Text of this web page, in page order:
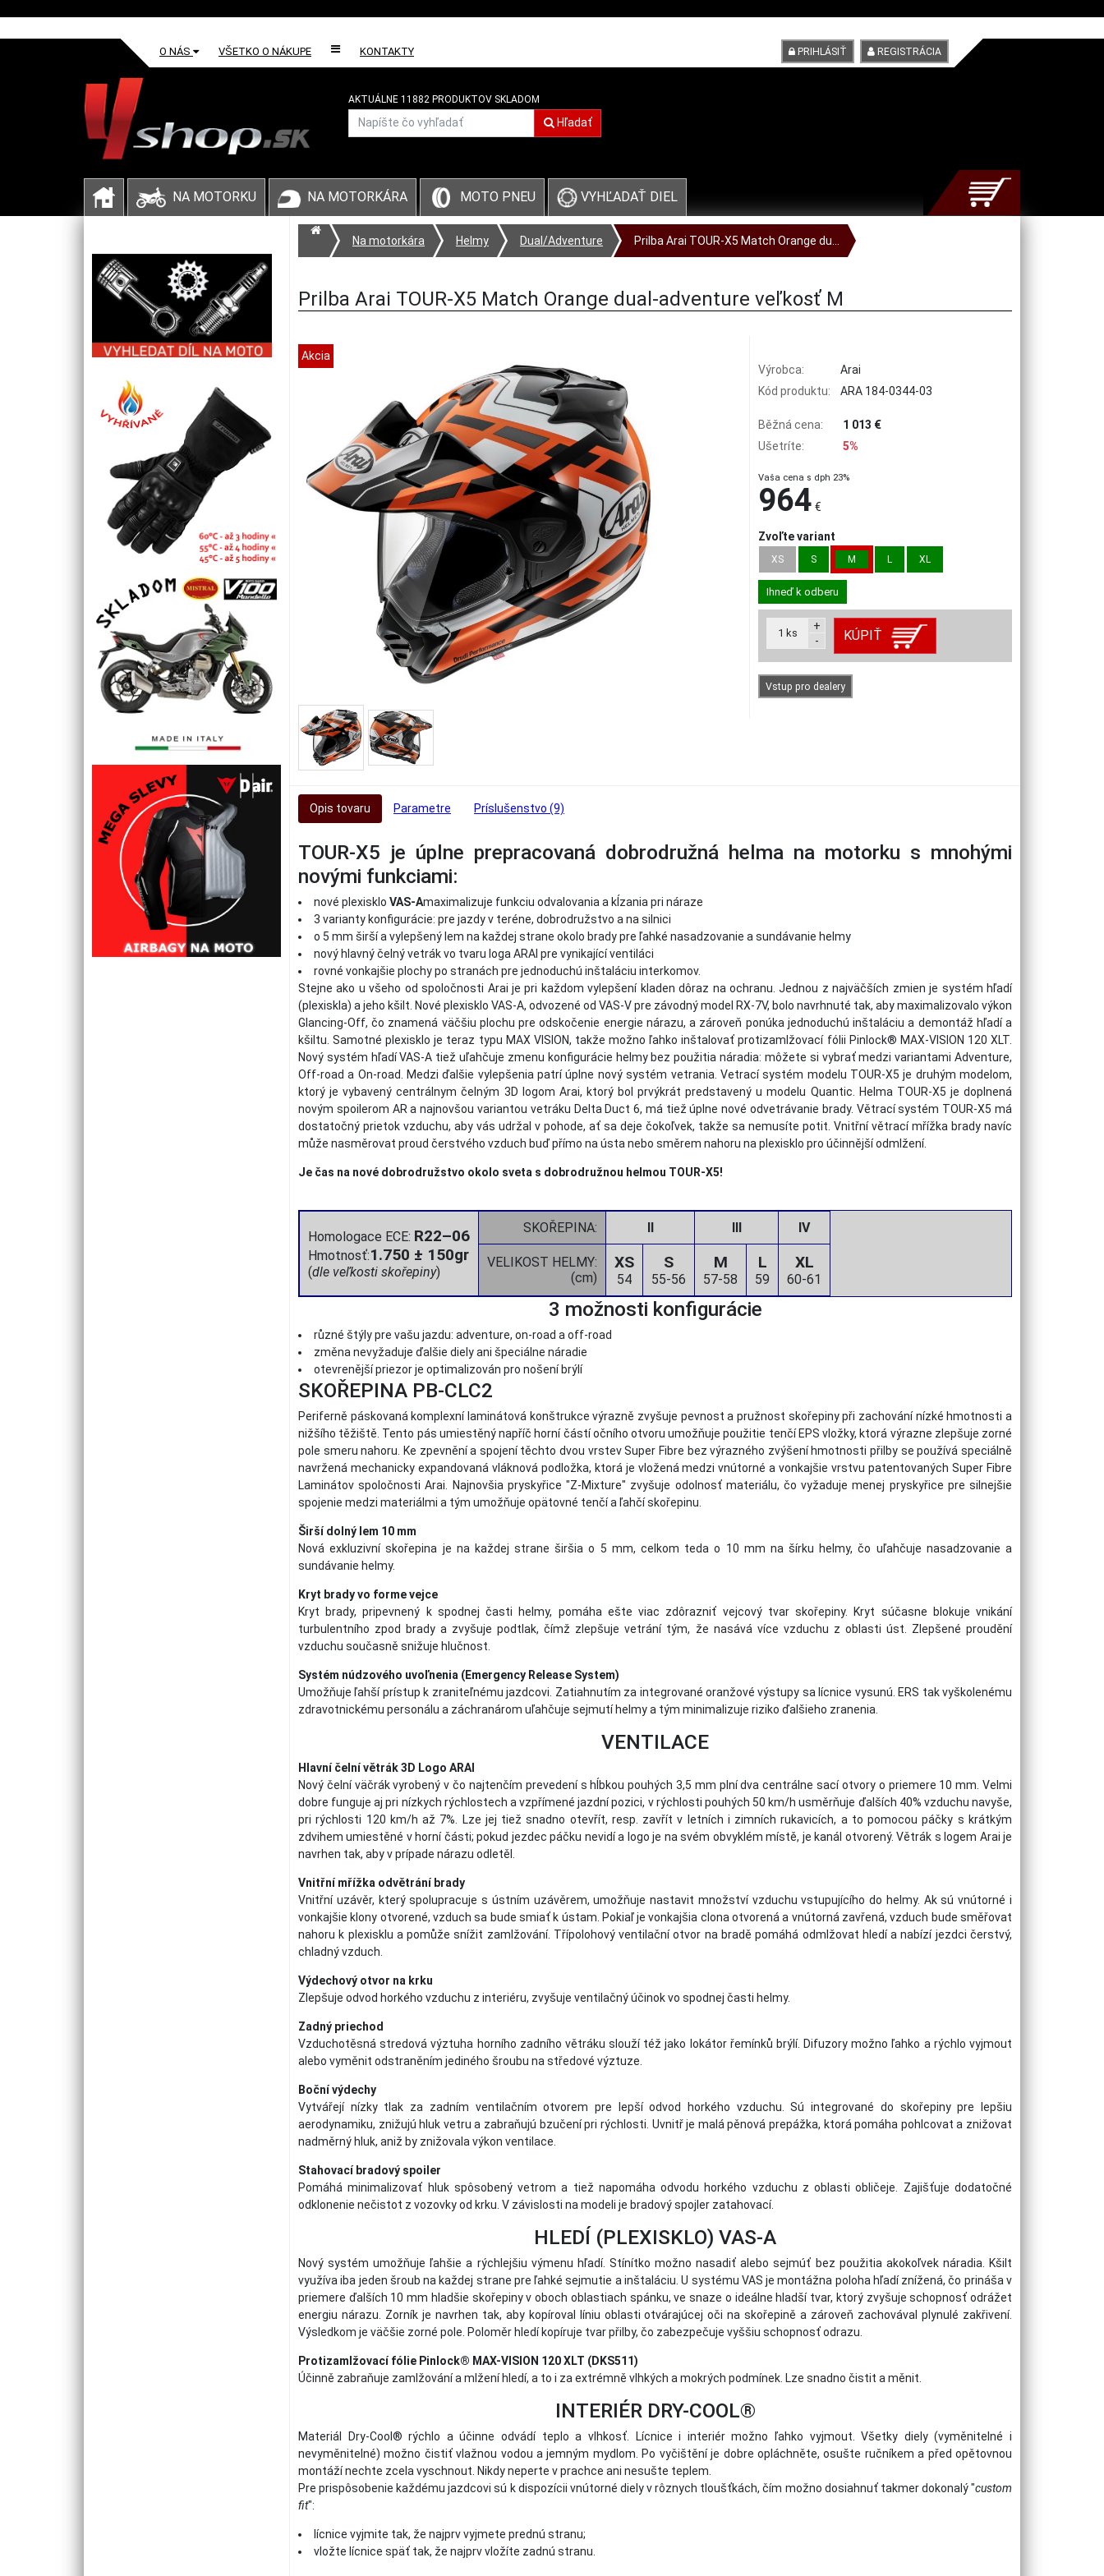
O NÁS VŠETKO O NÁKUPE KONTAKTY PRIHLÁSIŤ REGISTRÁCIA
AKTUÁLNE 11882 PRODUKTOV SKLADOM
Hľadať
NA MOTORKU NA MOTORKÁRA MOTO PNEU VYHĽADAŤ DIEL
Na motorkára Helmy Dual/Adventure Prilba Arai TOUR-X5 Match Orange du...
Prilba Arai TOUR-X5 Match Orange dual-adventure veľkosť M
Výrobca:
Arai
Kód produktu:
ARA 184-0344-03
Běžná cena:
1 013 €
Ušetríte:
5%
Vaša cena s dph 23%
964 €
Zvoľte variant
XS S M L XL
Ihneď k odberu
1 ks
+
-
KÚPIŤ
Vstup pro dealery
Akcia
Opis tovaru Parametre Príslušenstvo (9)
TOUR-X5 je úplne prepracovaná dobrodružná helma na motorku s mnohými
novými funkciami:
nové plexisklo VAS-Amaximalizuje funkciu odvalovania a kĺzania pri náraze
3 varianty konfigurácie: pre jazdy v teréne, dobrodružstvo a na silnici
o 5 mm širší a vylepšený lem na každej strane okolo brady pre ľahké nasadzovanie a sundávanie helmy
nový hlavný čelný vetrák vo tvaru loga ARAI pre vynikající ventiláci
rovné vonkajšie plochy po stranách pre jednoduchú inštaláciu interkomov.
Stejne ako u všeho od spoločnosti Arai je pri každom vylepšení kladen dôraz na ochranu. Jednou z najväčších zmien je systém hľadí
(plexiskla) a jeho kšilt. Nové plexisklo VAS-A, odvozené od VAS-V pre závodný model RX-7V, bolo navrhnuté tak, aby maximalizovalo výkon
Glancing-Off, čo znamená väčšiu plochu pre odskočenie energie nárazu, a zároveň ponúka jednoduchú inštaláciu a demontáž hľadí a
kšiltu. Samotné plexisklo je teraz typu MAX VISION, takže možno ľahko inštalovať protizamlžovací fólii Pinlock® MAX-VISION 120 XLT.
Nový systém hľadí VAS-A tiež uľahčuje zmenu konfigurácie helmy bez použitia náradia: môžete si vybrať medzi variantami Adventure,
Off-road a On-road. Medzi ďalšie vylepšenia patrí úplne nový systém vetrania. Vetrací systém modelu TOUR-X5 je druhým modelom,
ktorý je vybavený centrálnym čelným 3D logom Arai, ktorý bol prvýkrát predstavený u modelu Quantic. Helma TOUR-X5 je doplnená
novým spoilerom AR a najnovšou variantou vetráku Delta Duct 6, má tiež úplne nové odvetrávanie brady. Větrací systém TOUR-X5 má
dostatočný prietok vzduchu, aby vás udržal v pohode, ať sa deje čokoľvek, takže sa nemusíte potit. Vnitřní větrací mřížka brady navíc
může nasměrovat proud čerstvého vzduch buď přímo na ústa nebo směrem nahoru na plexisklo pro účinnější odmlžení.
Je čas na nové dobrodružstvo okolo sveta s dobrodružnou helmou TOUR-X5!
Homologace ECE: R22–06
Hmotnosť:1.750 ± 150gr
(dle veľkosti skořepiny)
SKOŘEPINA: IV
VELIKOST HELMY:
(cm)
XS
54
S
55-56
M
57-58
L
59
XL
60-61
3 možnosti konfigurácie
různé štýly pre vašu jazdu: adventure, on-road a off-road
změna nevyžaduje ďalšie diely ani špeciálne náradie
otevrenější priezor je optimalizován pro nošení brýlí
SKOŘEPINA PB-CLC2
Periferně páskovaná komplexní laminátová konštrukce výrazně zvyšuje pevnost a pružnost skořepiny při zachování nízké hmotnosti a
nižšího těžiště. Tento pás umiestěný napříč horní částí očního otvoru umožňuje použitie tenčí EPS vložky, ktorá výrazne zlepšuje zorné
pole smeru nahoru. Ke zpevnění a spojení těchto dvou vrstev Super Fibre bez výrazného zvýšení hmotnosti přilby se používá speciálně
navržená mechanicky expandovaná vláknová podložka, ktorá je vložená medzi vnútorné a vonkajšie vrstvu patentovaných Super Fibre
Laminátov spoločnosti Arai. Najnovšia pryskyřice "Z-Mixture" zvyšuje odolnosť materiálu, čo vyžaduje menej pryskyřice pre silnejšie
spojenie medzi materiálmi a tým umožňuje opätovné tenčí a ľahčí skořepinu.
Širší dolný lem 10 mm
Nová exkluzivní skořepina je na každej strane širšia o 5 mm, celkom teda o 10 mm na šírku helmy, čo uľahčuje nasadzovanie a
sundávanie helmy.
Kryt brady vo forme vejce
Kryt brady, pripevnený k spodnej časti helmy, pomáha ešte viac zdôrazniť vejcový tvar skořepiny. Kryt súčasne blokuje vnikání
turbulentního zpod brady a zvyšuje podtlak, čímž zlepšuje vetrání tým, že nasává více vzduchu z oblasti úst. Zlepšené proudění
vzduchu současně snižuje hlučnost.
Systém núdzového uvoľnenia (Emergency Release System)
Umožňuje ľahší prístup k zraniteľnému jazdcovi. Zatiahnutím za integrované oranžové výstupy sa lícnice vysunú. ERS tak vyškolenému
zdravotnickému personálu a záchranárom uľahčuje sejmutí helmy a tým minimalizuje riziko ďalšieho zranenia.
VENTILACE
Hlavní čelní větrák 3D Logo ARAI
Nový čelní väčrák vyrobený v čo najtenčím prevedení s hĺbkou pouhých 3,5 mm plní dva centrálne sací otvory o priemere 10 mm. Velmi
dobre funguje aj pri nízkych rýchlostech a vzpřímené jazdní pozici, v rýchlosti pouhých 50 km/h usměrňuje ďalších 40% vzduchu navyše,
pri rýchlosti 120 km/h až 7%. Lze jej tiež snadno otevřít, resp. zavřít v letních i zimních rukavicích, a to pomocou páčky s krátkým
zdvihem umiestěné v horní části; pokud jezdec páčku nevidí a logo je na svém obvyklém místě, je kanál otvorený. Větrák s logem Arai je
navrhen tak, aby v prípade nárazu odletěl.
Vnitřní mřížka odvětrání brady
Vnitřní uzávěr, který spolupracuje s ústním uzávěrem, umožňuje nastavit množství vzduchu vstupujícího do helmy. Ak sú vnútorné i
vonkajšie klony otvorené, vzduch sa bude smiať k ústam. Pokiaľ je vonkajšia clona otvorená a vnútorná zavřená, vzduch bude směřovat
nahoru k plexisklu a pomůže snížit zamlžování. Třípolohový ventilační otvor na bradě pomáhá odmlžovat hledí a nabízí jezdci čerstvý,
chladný vzduch.
Výdechový otvor na krku
Zlepšuje odvod horkého vzduchu z interiéru, zvyšuje ventilačný účinok vo spodnej časti helmy.
Zadný priechod
Vzduchotěsná stredová výztuha horního zadního větráku slouží též jako lokátor řemínků brýlí. Difuzory možno ľahko a rýchlo vyjmout
alebo vyměnit odstraněním jediného šroubu na středové výztuze.
Boční výdechy
Vytvářejí nízky tlak za zadním ventilačním otvorem pre lepší odvod horkého vzduchu. Sú integrované do skořepiny pre lepšiu
aerodynamiku, znižujú hluk vetru a zabraňujú bzučení pri rýchlosti. Uvnitř je malá pěnová prepážka, ktorá pomáha pohlcovat a znižovat
nadměrný hluk, aniž by znižovala výkon ventilace.
Stahovací bradový spoiler
Pomáhá minimalizovať hluk spôsobený vetrom a tiež napomáha odvodu horkého vzduchu z oblasti obličeje. Zajišťuje dodatočné
odklonenie nečistot z vozovky od krku. V závislosti na modeli je bradový spojler zatahovací.
HLEDÍ (PLEXISKLO) VAS-A
Nový systém umožňuje ľahšie a rýchlejšiu výmenu hľadí. Stínítko možno nasadiť alebo sejmúť bez použitia akokoľvek náradia. Kšilt
využíva iba jeden šroub na každej strane pre ľahké sejmutie a inštaláciu. U systému VAS je montážna poloha hľadí znížená, čo prináša v
priemere ďalších 10 mm hladšie skořepiny v oboch oblastiach spánku, ve snaze o ideálne hladší tvar, ktorý zvyšuje schopnosť odrážet
energiu nárazu. Zorník je navrhen tak, aby kopíroval líniu oblasti otvárajúcej oči na skořepině a zároveň zachovával plynulé zakřivení.
Výsledkom je väčšie zorné pole. Poloměr hledí kopíruje tvar přilby, čo zabezpečuje vyššiu schopnosť odrazu.
Protizamlžovací fólie Pinlock® MAX-VISION 120 XLT (DKS511)
Účinně zabraňuje zamlžování a mlžení hledí, a to i za extrémně vlhkých a mokrých podmínek. Lze snadno čistit a měnit.
INTERIÉR DRY-COOL®
Materiál Dry-Cool® rýchlo a účinne odvádí teplo a vlhkosť. Lícnice i interiér možno ľahko vyjmout. Všetky diely (vyměnitelné i
nevyměnitelné) možno čistiť vlažnou vodou a jemným mydlom. Po vyčištění je dobre opláchněte, osušte ručníkem a před opětovnou
montáží nechte zcela vyschnout. Nikdy neperte v prachce ani nesušte teplem.
Pre prispôsobenie každému jazdcovi sú k dispozícii vnútorné diely v rôznych tloušťkách, čím možno dosiahnuť takmer dokonalý "custom
fit":
lícnice vyjmite tak, že najprv vyjmete prednú stranu;
vložte lícnice späť tak, že najprv vložíte zadnú stranu.